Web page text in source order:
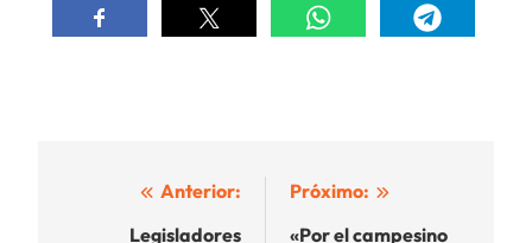
Navegación
Anterior:
Legisladores
Próximo:
«Por el campesino